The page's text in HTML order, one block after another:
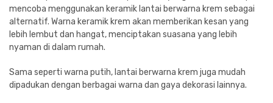
mencoba menggunakan keramik lantai berwarna krem sebagai
alternatif. Warna keramik krem akan memberikan kesan yang
lebih lembut dan hangat, menciptakan suasana yang lebih
nyaman di dalam rumah.
Sama seperti warna putih, lantai berwarna krem juga mudah
dipadukan dengan berbagai warna dan gaya dekorasi lainnya.